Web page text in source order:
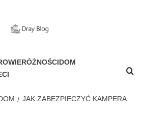
RÓŻNOŚCIDOM
JAK ZABEZPIECZYĆ KAMPERA